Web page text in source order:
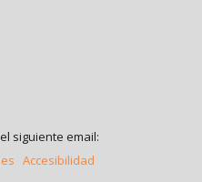
siguiente email:
Accesibilidad